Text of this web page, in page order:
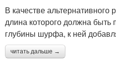
В качестве
длина которого должна быть
глубины шурфа, к ней
читать дальше →